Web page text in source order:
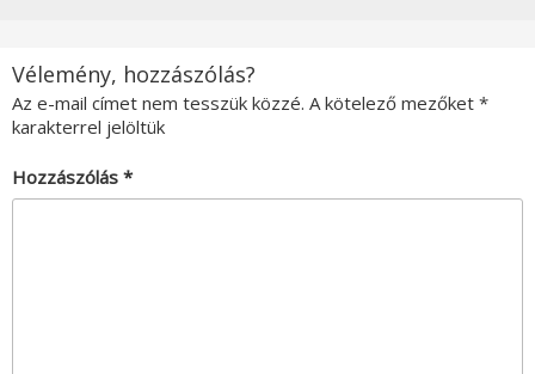
Vélemény, hozzászólás?
Az e-mail címet nem tesszük közzé. A kötelező mezőket *
karakterrel jelöltük
Hozzászólás *